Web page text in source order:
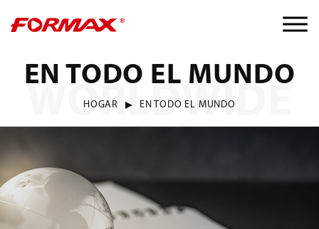
EN TODO EL MUNDO
HOGAR EN TODO EL MUNDO
WORLDWIDE